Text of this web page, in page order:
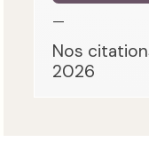
—
Nos
2026